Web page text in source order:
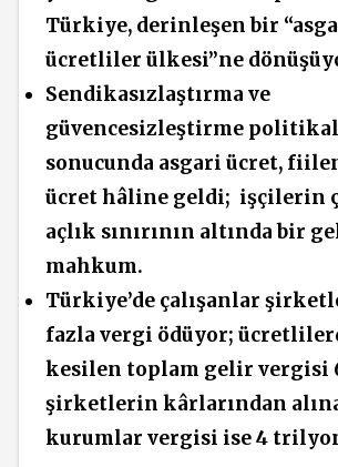
Türkiye, derinleşen bir
ücretliler ülkesi”ne
Sendikasızlaştırma ve
güvencesizleştirme
sonucunda asgari ücret,
ücret hâline geldi; işçilerin
açlık sınırının altında bir
mahkum.
Türkiye’de çalışanlar
fazla vergi ödüyor;
kesilen toplam gelir vergisi
şirketlerin kârlarından
kurumlar vergisi ise 4